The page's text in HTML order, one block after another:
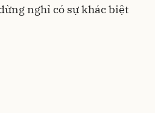
nghỉ có sự khác biệt